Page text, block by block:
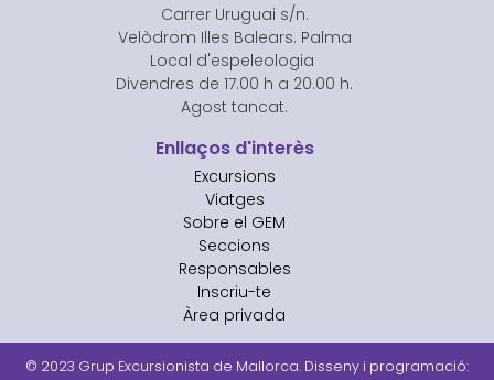
Carrer Uruguai s/n.
Velòdrom Illes Balears. Palma
Local d'espeleologia
Divendres de 17.00 h a 20.00 h.
Agost tancat.
Enllaços d'interès
Excursions
Viatges
Sobre el GEM
Seccions
Responsables
Inscriu-te
Àrea privada
© 2023 Grup Excursionista de Mallorca. Disseny i programació: